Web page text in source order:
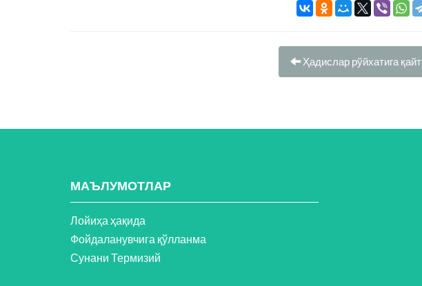
Ҳадислар рўйхатига
МАЪЛУМОТЛАР
Лойиҳа ҳақида
Фойдаланувчига қўлланма
Сунани Термизий